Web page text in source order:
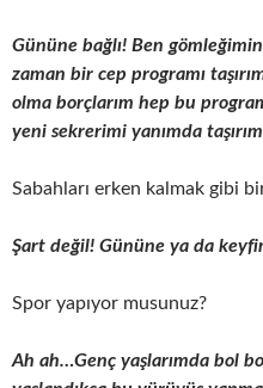
Gününe bağlı! Ben
zaman bir cep programı
olma borçlarım hep bu
yeni sekrerimi yanımda
Sabahları erken kalmak gibi bir
Şart değil! Gününe ya da
Spor yapıyor musunuz?
Ah ah…Genç yaşlarımda bol